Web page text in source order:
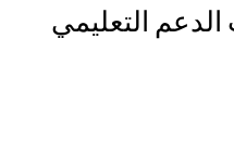
التعليمي